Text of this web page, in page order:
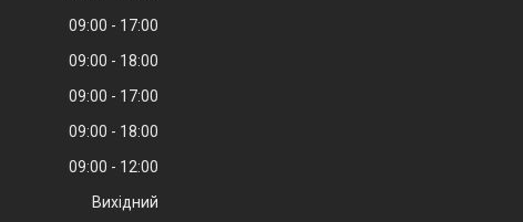
09:00
17:00
09:00
18:00
09:00
17:00
09:00
18:00
09:00
12:00
Вихідний